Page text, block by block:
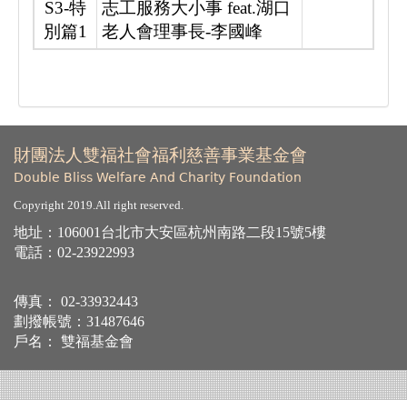
S3-特
別篇1
志工服務大小事 feat.湖口
老人會理事長-李國峰
財團法人雙福社會福利慈善事業基金會
Double Bliss Welfare And Charity Foundation
Copyright 2019.All right reserved.
地址：106001台北市大安區杭州南路二段15號5樓
電話： 02-23922993
傳真： 02-33932443
劃撥帳號：31487646
戶名： 雙福基金會